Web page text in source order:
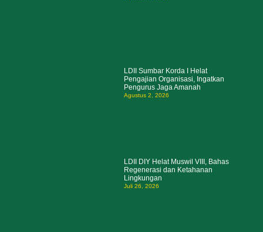
LDII Sumbar Korda I Helat
Pengajian Organisasi, Ingatkan
Pengurus Jaga Amanah
Agustus 2, 2026
LDII DIY Helat Muswil VIII, Bahas
Regenerasi dan Ketahanan
Lingkungan
Juli 26, 2026